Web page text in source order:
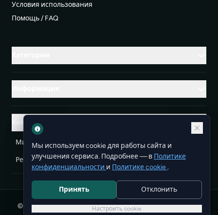
Условия использования
Помощь / FAQ
Контакты
Михаленко Руслан Леонидович, УНП ЕА3732804
Республика Беларусь info@doit.by
© 2026 DoIt — бесплатные объявления в Беларуси. Все
Мы используем cookie для работы сайта и
улучшения сервиса. Подробнее — в Политике
конфиденциальности и Политике cookie.
Принять Отклонить
Настроить cookie